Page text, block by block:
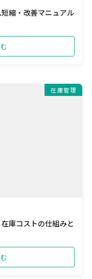
縮・改善マニュアル
在庫管理
庫コストの仕組みと